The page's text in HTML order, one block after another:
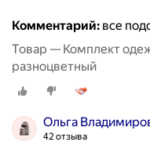
Комментарий: все
Товар — Комплект
разноцветный
Ольга
42 отзыва